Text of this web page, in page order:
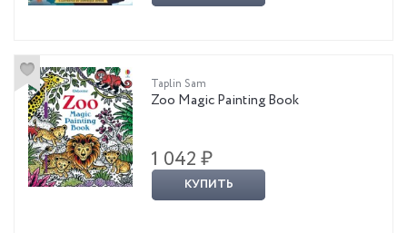
Taplin Sam
Zoo Magic Painting Book
1 042 ₽
КУПИТЬ